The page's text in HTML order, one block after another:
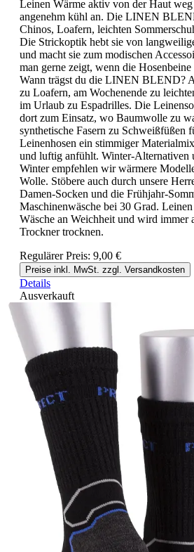
Leinen Wärme aktiv von der Haut
angenehm kühl an. Die LINEN
Chinos, Loafern, leichten
Die Strickoptik hebt sie von
und macht sie zum modischen
man gerne zeigt, wenn die
Wann trägst du die LINEN BLEND?
zu Loafern, am Wochenende zu
im Urlaub zu Espadrilles. Die
dort zum Einsatz, wo Baumwolle zu
synthetische Fasern zu Schweißfüßen
Leinenhosen ein stimmiger
und luftig anfühlt. Winter-Alternativen
Winter empfehlen wir wärmere
Wolle. Stöbere auch durch unsere
Damen-Socken und die Frühjahr-
Maschinenwäsche bei 30 Grad.
Wäsche an Weichheit und wird immer
Trockner trocknen.
Regulärer Preis: 9,00 €
Preise inkl. MwSt. zzgl. Versandkosten
Details
Ausverkauft